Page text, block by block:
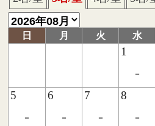
日
月 火 水
1
-
5
-
6
-
7
-
8
-